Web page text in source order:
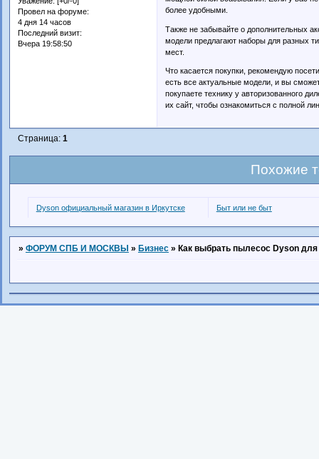
Провел на форуме:
4 дня 14 часов
Последний визит:
Вчера 19:58:50
более удобными.
Также не забывайте о дополнительных
модели предлагают наборы для разных
мест.
Что касается покупки, рекомендую
есть все актуальные модели, и вы
покупаете технику у авторизованного
их сайт, чтобы ознакомиться с полной
Страница: 1
Похожие
Dyson официальный магазин в Иркутске Быт или не быт
» ФОРУМ СПБ И МОСКВЫ » Бизнес » Как выбрать пылесос Dyson